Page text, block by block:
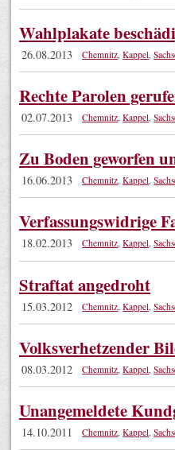
Wahlplakate
26.08.2013 Chemnitz ,Kappel ,
Rechte Parolen
02.07.2013 Chemnitz,Kappel,
Zu Boden geworfen
16.06.2013 Chemnitz,Kappel,
Verfassungswidrige
18.02.2013 Chemnitz,Kappel,
Straftat angedroht
15.03.2012 Chemnitz ,Kappel ,
Volksverhetzender
08.03.2012 Chemnitz ,Kappel ,
Unangemeldete
14.10.2011 Chemnitz ,Kappel ,